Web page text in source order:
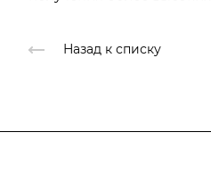
Назад к списку